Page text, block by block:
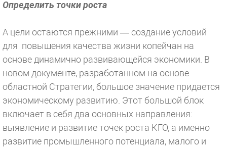
Определить точки роста
А цели остаются прежними — создание условий
для повышения качества жизни копейчан на
основе динамично развивающейся экономики. В
новом документе, разработанном на основе
областной Стратегии, большое значение придается
экономическому развитию. Этот большой блок
включает в себя два основных направления:
выявление и развитие точек роста КГО, а именно
развитие промышленного потенциала, малого и